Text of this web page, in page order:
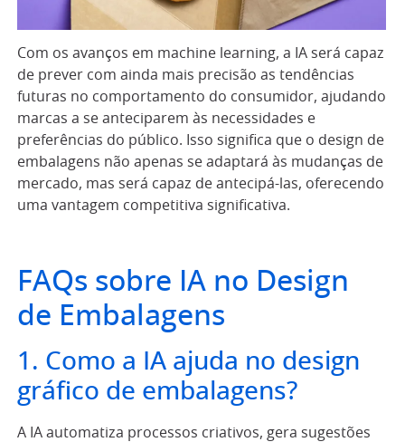
Com os avanços em machine learning, a IA será capaz
de prever com ainda mais precisão as tendências
futuras no comportamento do consumidor, ajudando
marcas a se anteciparem às necessidades e
preferências do público. Isso significa que o design de
embalagens não apenas se adaptará às mudanças de
mercado, mas será capaz de antecipá-las, oferecendo
uma vantagem competitiva significativa.
FAQs sobre IA no Design
de Embalagens
1. Como a IA ajuda no design
gráfico de embalagens?
A IA automatiza processos criativos, gera sugestões